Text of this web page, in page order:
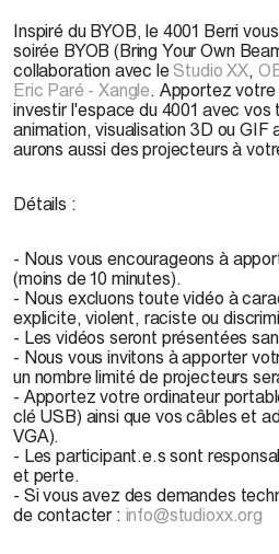
Inspiré du BYOB, le 4001 Berri
soirée BYOB (Bring Your Own
collaboration avec leStudio XX,
Eric Paré - Xangle. Apportez
investir l'espace du 4001 avec vos
animation, visualisation 3D ou GIF
aurons aussi des projecteurs à
Détails :
- Nous vous encourageons à
(moins de 10 minutes).
- Nous excluons toute vidéo à
explicite, violent, raciste ou
- Les vidéos seront présentées
- Nous vous invitons à apporter
un nombre limité de projecteurs
- Apportez votre ordinateur
clé USB) ainsi que vos câbles et
VGA).
- Les participant.e.s sont
et perte.
- Si vous avez des demandes
de contacter : info@studioxx.org